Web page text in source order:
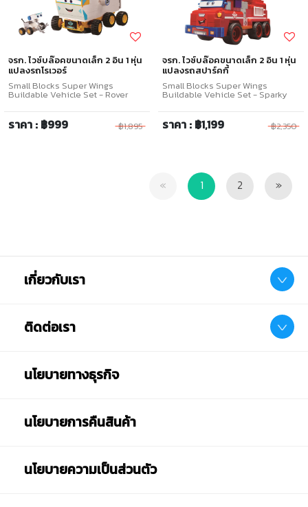
จรก. ไวซ์บล๊อคขนาดเล็ก 2 อิน 1 หุ่น
แปลงรถโรเวอร์
Small Blocks Super Wings
Buildable Vehicle Set - Rover
ราคา : ฿999 ฿1,895
จรก. ไวซ์บล๊อคขนาดเล็ก 2 อิน 1 หุ่น
แปลงรถสปาร์คกี้
Small Blocks Super Wings
Buildable Vehicle Set - Sparky
ราคา : ฿1,199 ฿2,350
« Previous1 2 »Next
เกี่ยวกับเรา
ติดต่อเรา
นโยบายทางธุรกิจ
นโยบายการคืนสินค้า
นโยบายความเป็นส่วนตัว